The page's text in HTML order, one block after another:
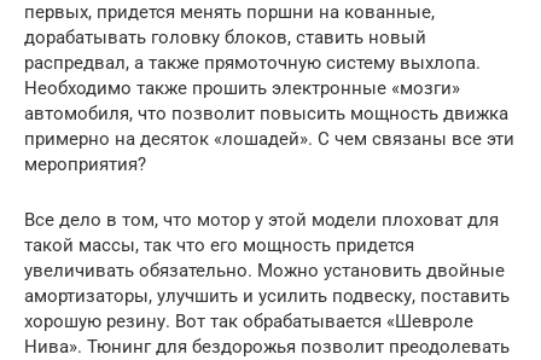
первых, придется менять поршни на кованные,
дорабатывать головку блоков, ставить новый
распредвал, а также прямоточную систему выхлопа.
Необходимо также прошить электронные «мозги»
автомобиля, что позволит повысить мощность движка
примерно на десяток «лошадей». С чем связаны все эти
мероприятия?
Все дело в том, что мотор у этой модели плоховат для
такой массы, так что его мощность придется
увеличивать обязательно. Можно установить двойные
амортизаторы, улучшить и усилить подвеску, поставить
хорошую резину. Вот так обрабатывается «Шевроле
Нива». Тюнинг для бездорожья позволит преодолевать